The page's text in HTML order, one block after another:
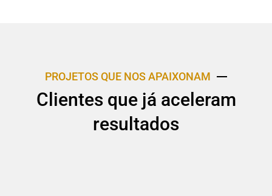
PROJETOS QUE NOS APAIXONAM
Clientes que já aceleram
resultados